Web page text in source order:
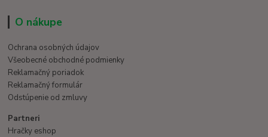
O nákupe
Ochrana osobných údajov
Všeobecné obchodné podmienky
Reklamačný poriadok
Reklamačný formulár
Odstúpenie od zmluvy
Partneri
Hračky eshop